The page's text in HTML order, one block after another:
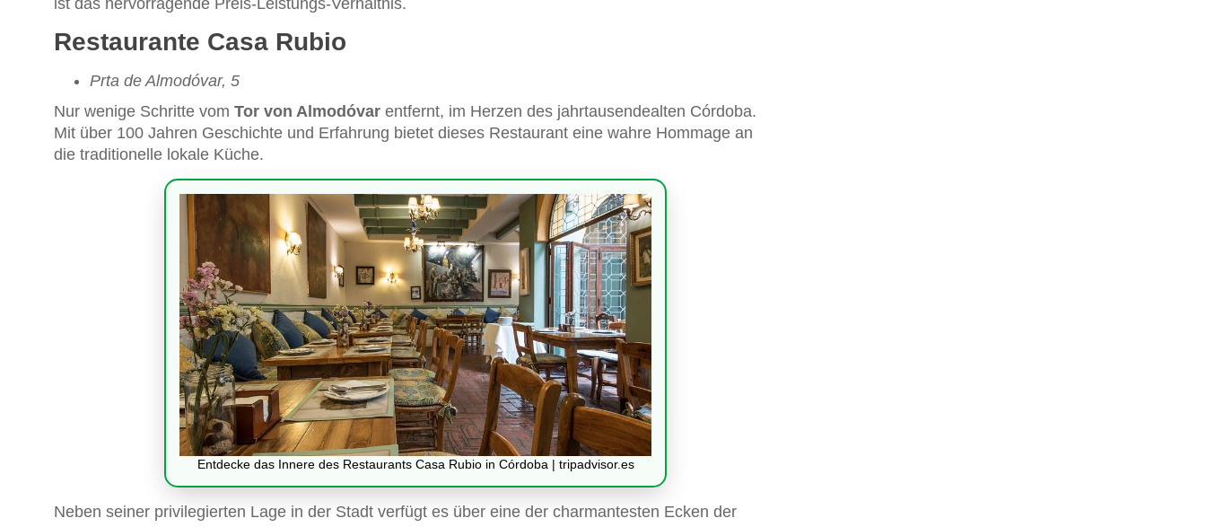
ist das hervorragende Preis-Leistungs-Verhältnis.
Restaurante Casa Rubio
Prta de Almodóvar, 5
Nur wenige Schritte vom Tor von Almodóvar entfernt, im Herzen des jahrtausendealten Córdoba.
Mit über 100 Jahren Geschichte und Erfahrung bietet dieses Restaurant eine wahre Hommage an
die traditionelle lokale Küche.
Entdecke das Innere des Restaurants Casa Rubio in Córdoba | tripadvisor.es
Neben seiner privilegierten Lage in der Stadt verfügt es über eine der charmantesten Ecken der